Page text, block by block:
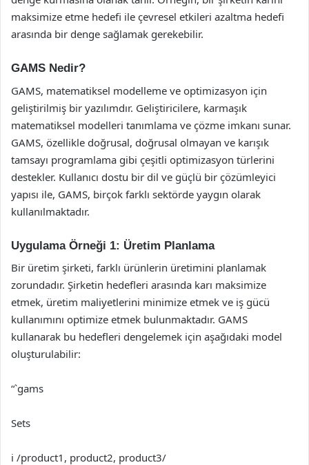
maksimize etme hedefi ile çevresel etkileri azaltma hedefi
arasında bir denge sağlamak gerekebilir.
GAMS Nedir?
GAMS, matematiksel modelleme ve optimizasyon için
geliştirilmiş bir yazılımdır. Geliştiricilere, karmaşık
matematiksel modelleri tanımlama ve çözme imkanı sunar.
GAMS, özellikle doğrusal, doğrusal olmayan ve karışık
tamsayı programlama gibi çeşitli optimizasyon türlerini
destekler. Kullanıcı dostu bir dil ve güçlü bir çözümleyici
yapısı ile, GAMS, birçok farklı sektörde yaygın olarak
kullanılmaktadır.
Uygulama Örneği 1: Üretim Planlama
Bir üretim şirketi, farklı ürünlerin üretimini planlamak
zorundadır. Şirketin hedefleri arasında karı maksimize
etmek, üretim maliyetlerini minimize etmek ve iş gücü
kullanımını optimize etmek bulunmaktadır. GAMS
kullanarak bu hedefleri dengelemek için aşağıdaki model
oluşturulabilir:
“`gams
Sets
i /product1, product2, product3/